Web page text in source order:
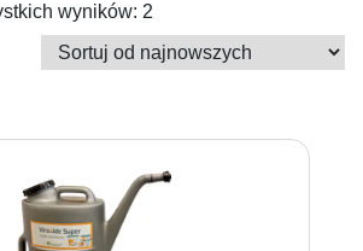
wyników: 2
według
najnowszych